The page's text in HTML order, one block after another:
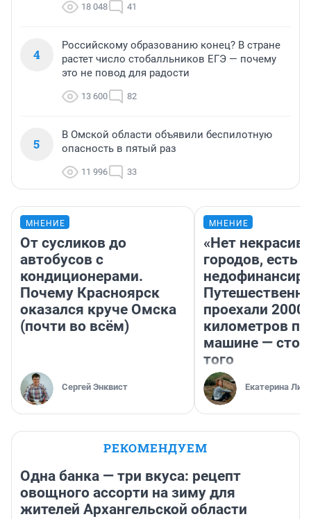
18 048 41
4
Российскому образованию конец? В стране
растет число стобалльников ЕГЭ — почему
это не повод для радости
13 600 82
5
В Омской области объявили беспилотную
опасность в пятый раз
11 996 33
МНЕНИЕ
От сусликов до
автобусов с
кондиционерами.
Почему Красноярск
оказался круче Омска
(почти во всём)
Сергей Энквист
МНЕНИЕ
«Нет
городов, есть
проехали 2000
километров по
машине —
того
Екатерина
РЕКОМЕНДУЕМ
Одна банка — три вкуса: рецепт
овощного ассорти на зиму для
жителей Архангельской области